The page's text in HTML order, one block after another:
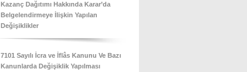
Kazanç Dağıtımı Hakkında Karar’da
Belgelendirmeye İlişkin Yapılan
Değişiklikler
7101 Sayılı İcra ve İflâs Kanunu Ve Bazı
Kanunlarda Değişiklik Yapılması